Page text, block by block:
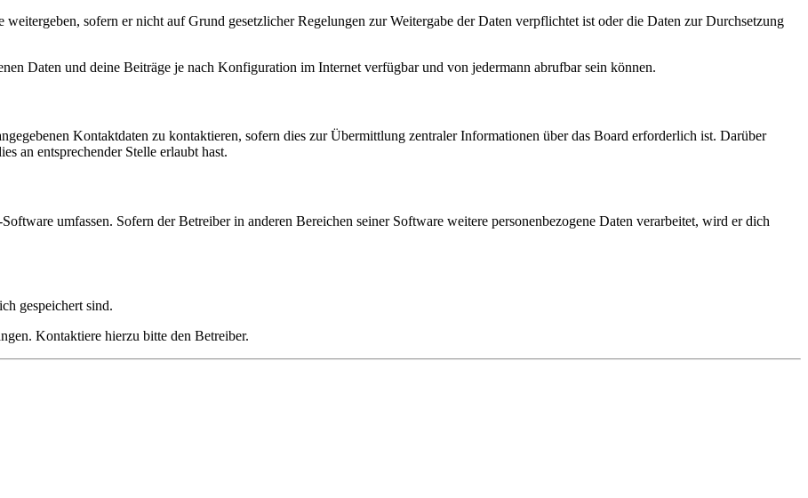
sofern er nicht auf Grund gesetzlicher Regelungen zur Weitergabe der Daten verpflichtet ist oder die Daten zur Durchsetzung
Daten und deine Beiträge je nach Konfiguration im Internet verfügbar und von jedermann abrufbar sein können.
Kontaktdaten zu kontaktieren, sofern dies zur Übermittlung zentraler Informationen über das Board erforderlich ist. Darüber
an entsprechender Stelle erlaubt hast.
umfassen. Sofern der Betreiber in anderen Bereichen seiner Software weitere personenbezogene Daten verarbeitet, wird er dich
gespeichert sind.
Kontaktiere hierzu bitte den Betreiber.